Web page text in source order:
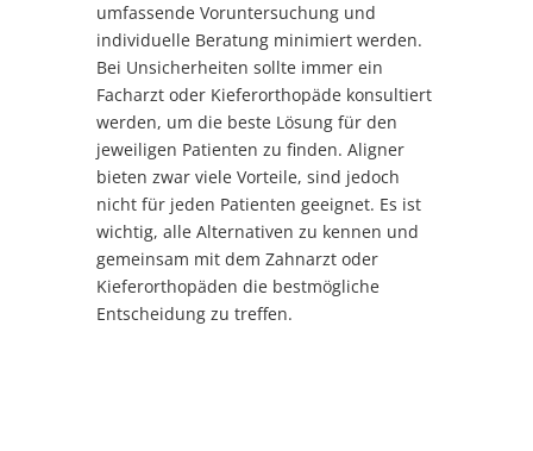
umfassende Voruntersuchung und
individuelle Beratung minimiert werden.
Bei Unsicherheiten sollte immer ein
Facharzt oder Kieferorthopäde konsultiert
werden, um die beste Lösung für den
jeweiligen Patienten zu finden. Aligner
bieten zwar viele Vorteile, sind jedoch
nicht für jeden Patienten geeignet. Es ist
wichtig, alle Alternativen zu kennen und
gemeinsam mit dem Zahnarzt oder
Kieferorthopäden die bestmögliche
Entscheidung zu treffen.